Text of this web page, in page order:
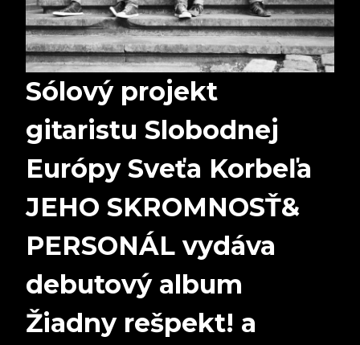
Sólový projekt
gitaristu Slobodnej
Európy Sveťa Korbeľa
JEHO SKROMNOSŤ&
PERSONÁL vydáva
debutový album
Žiadny rešpekt! a